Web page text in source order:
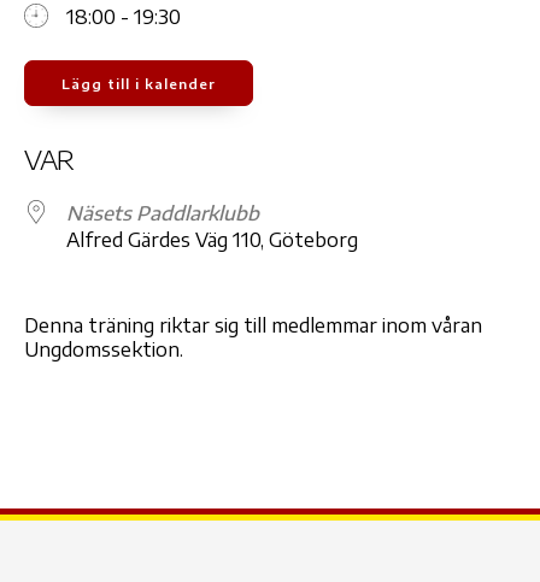
18:00 - 19:30
Lägg till i kalender
VAR
Näsets Paddlarklubb
Alfred Gärdes Väg 110, Göteborg
Denna träning riktar sig till medlemmar inom våran
Ungdomssektion.